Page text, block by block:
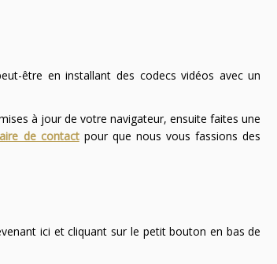
être en installant des codecs vidéos avec un
à jour de votre navigateur, ensuite faites une
de contactpour que nous vous fassions des
ici et cliquant sur le petit bouton en bas de